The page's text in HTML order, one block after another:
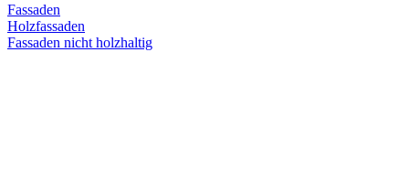
Fassaden
Holzfassaden
Fassaden nicht holzhaltig